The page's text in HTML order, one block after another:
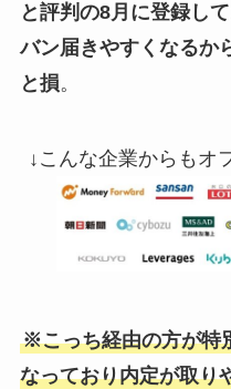
と評判の8月に登録し
バン届きやすくなるか
と損。
↓こんな企業からもオ
※こっち経由の方が特
なっており内定が取り